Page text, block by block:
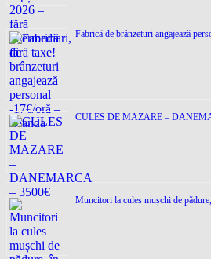
Fabrică de brânzeturi angajează
CULES DE MAZARE –
Muncitori la cules mușchi de